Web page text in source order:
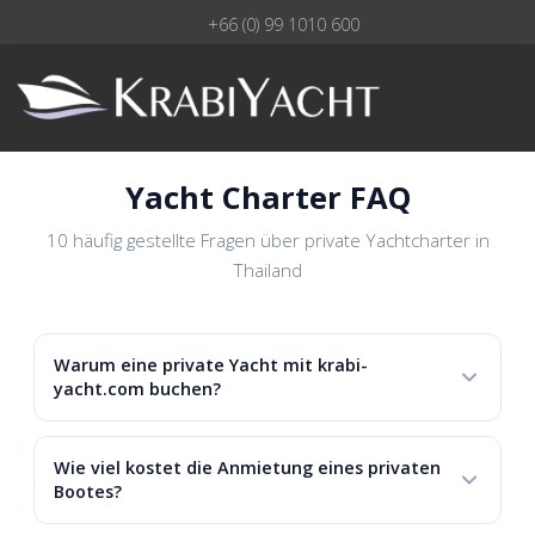
+66 (0) 99 1010 600
Yacht Charter FAQ
10 häufig gestellte Fragen über private Yachtcharter in
Thailand
Warum eine private Yacht mit krabi-
yacht.com buchen?
Seit über zwei Jahrzehnten sind wir die einzige große,
unabhängige Yachtcharter-Agentur in Thailand, und wir
sind stolz darauf! Wir verkaufen keine eigenen Yachten
Wie viel kostet die Anmietung eines privaten
Bootes?